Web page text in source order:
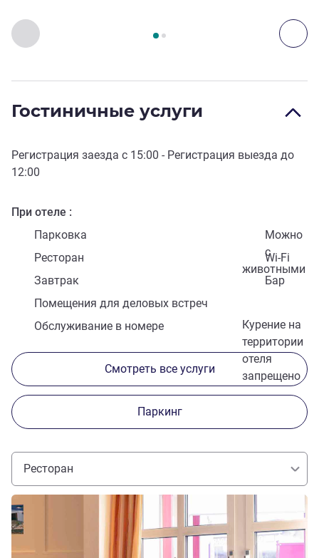
Назад - Доступ и транспорт
Страница , Доступ и транспорт 1 :, Доступ и
Гостиничные услуги
Регистрация заезда с 15:00 - Регистрация выезда до
12:00
При отеле
Парковка
Можно
с
животными
Ресторан
Wi-Fi
Завтрак
Бар
Помещения для деловых встреч
Курение на
территории
отеля
запрещено
Обслуживание в номере
Смотреть все услуги
Паркинг
Ресторан
Подробная информация